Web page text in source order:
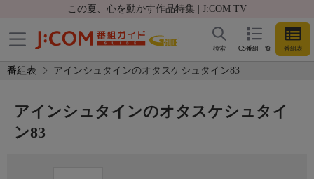
この夏、心を動かす作品特集 | J:COM TV
CS番組一覧 番組表
検索
番組表 アインシュタインのオタスケシュタイン83
アインシュタインのオタスケシュタイ
ン83